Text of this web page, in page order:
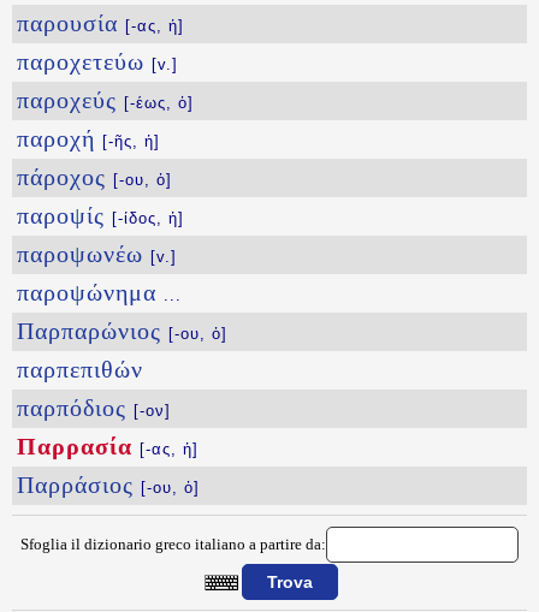
παρουσία [-ας, ἡ]
παροχετεύω [v.]
παροχεύς [-έως, ὁ]
παροχή [-ῆς, ἡ]
πάροχος [-ου, ὁ]
παροψίς [-ίδος, ἡ]
παροψωνέω [v.]
παροψώνημα ...
Παρπαρώνιος [-ου, ὁ]
παρπεπιθών
παρπόδιος [-ον]
Παρρασία [-ας, ἡ]
Παρράσιος [-ου, ὁ]
Sfoglia il dizionario greco italiano a partire da: